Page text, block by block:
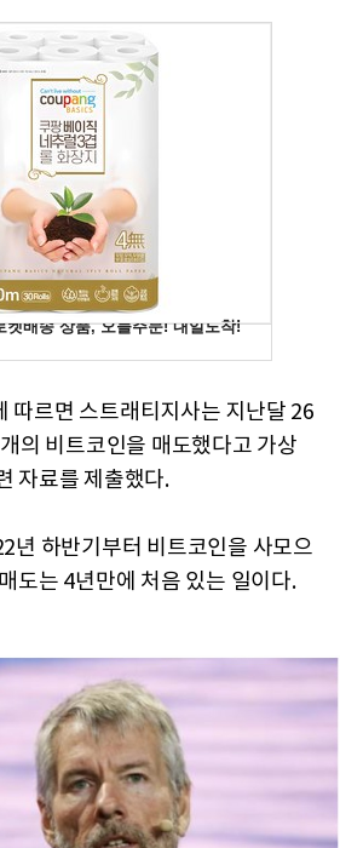
따르면 스트래티지사는 지난달 26
의 비트코인을 매도했다고 가상
자료를 제출했다.
년 하반기부터 비트코인을 사모으
도는 4년만에 처음 있는 일이다.